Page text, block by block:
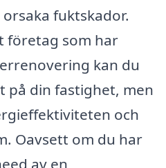
fuktskador.
företag som har
kan du
på din fastighet, men
och
Oavsett om du har
av en